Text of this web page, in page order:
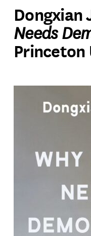
Dongxian
Needs
Princeton